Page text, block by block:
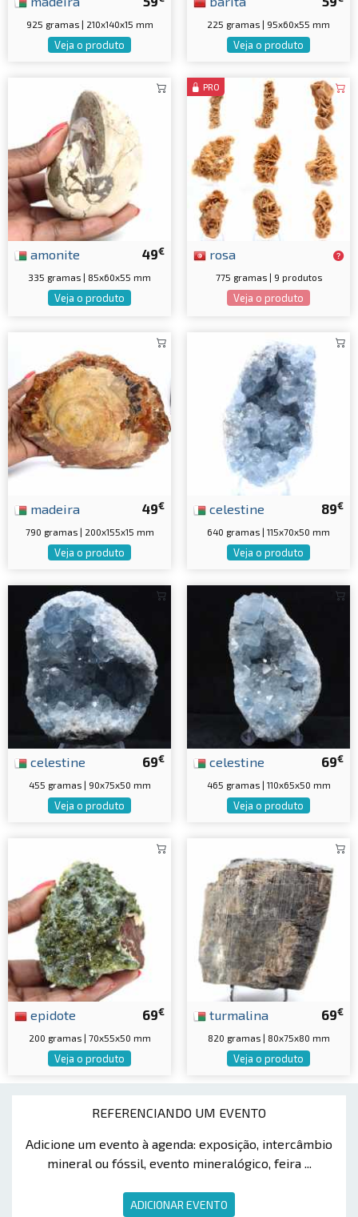
REFERENCIANDO UM EVENTO
Adicione um evento à agenda: exposição, intercâmbio
mineral ou fóssil, evento mineralógico, feira ...
ADICIONAR EVENTO
925 gramas | 210x140x15 mm
Veja o produto
225 gramas | 95x60x55 mm
Veja o produto
49€
amonite
335 gramas | 85x60x55 mm
Veja o produto
PRO
rosa
775 gramas | 9 produtos
Veja o produto
49€
madeira
790 gramas | 200x155x15 mm
Veja o produto
89€
celestine
640 gramas | 115x70x50 mm
Veja o produto
69€
celestine
455 gramas | 90x75x50 mm
Veja o produto
69€
celestine
465 gramas | 110x65x50 mm
Veja o produto
69€
epidote
200 gramas | 70x55x50 mm
Veja o produto
69€
turmalina
820 gramas | 80x75x80 mm
Veja o produto